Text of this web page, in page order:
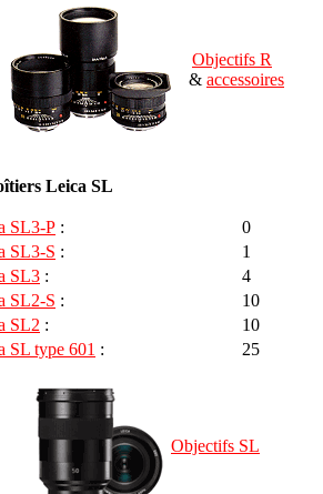
Objectifs R
& accessoires
Leica SL
SL3-P :
0
SL3-S :
1
SL3 :
4
SL2-S :
10
SL2 :
10
SL type 601 : 25
Objectifs SL